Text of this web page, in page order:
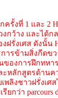
ครั้งที่ 1 และ 2
งกว้าง และได้
ฝรั่งเศส ดังนั้น
การข้ามสิ่งกีด
องการฝึกทหา
ะหลักสูตรด้านค
พลิงชาวฝรั่งเ
กว่า parcours